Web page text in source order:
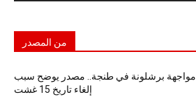
من المصدر
مواجهة برشلونة في طنجة.. مصدر يوضح سبب
إلغاء تاريخ 15 غشت